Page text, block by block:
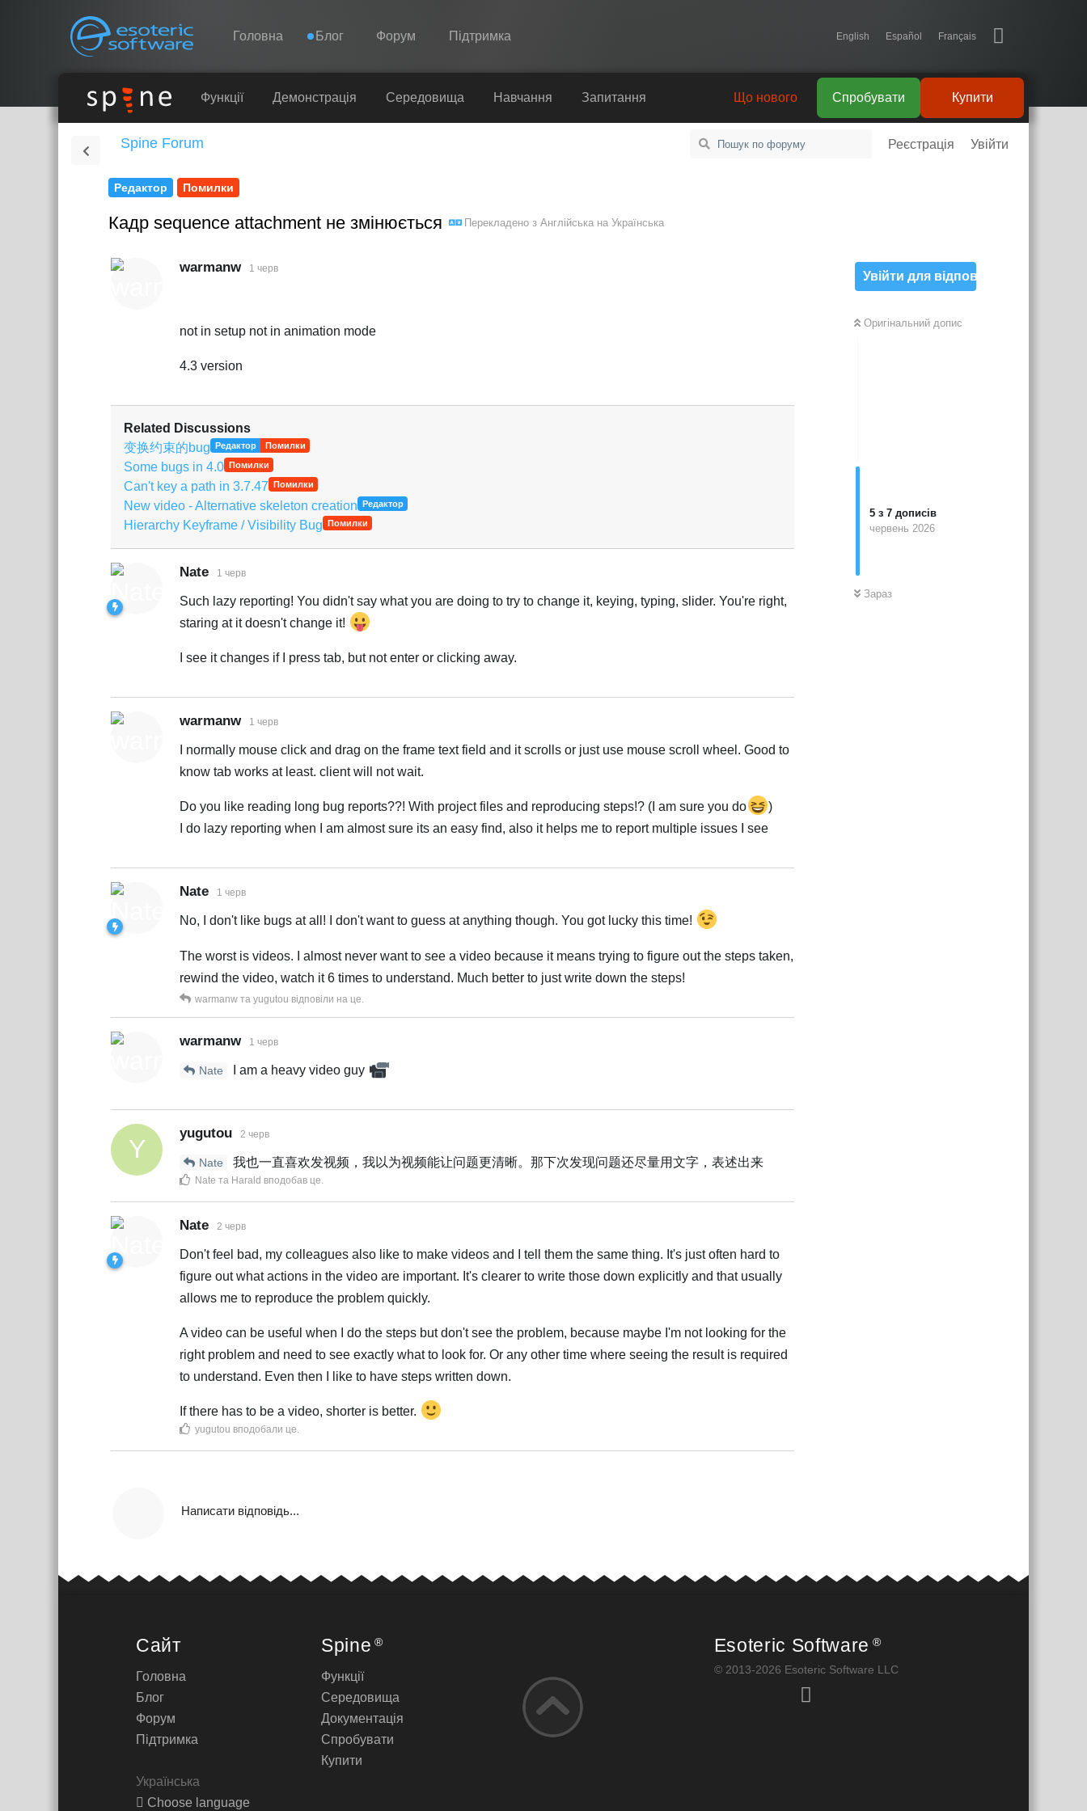
Esoteric Software
Навігація Головна Блог Форум Підтримка English Español Français
Spine
Навчання
Функції Демонстрація Середовища Навчання Запитання Купити
Спробувати
Що нового
Spine Forum Реєстрація Увійти
Редактор Помилки
Кадр sequence attachment не змінюється Перекладено з Англійська на Українська
Увійти для відповіді
Оригінальний допис
5 з 7 дописів
червень 2026
Зараз
warmanw 1 черв
not in setup not in animation mode
4.3 version
Related Discussions
变换约束的bug Редактор Помилки
Some bugs in 4.0 Помилки
Can't key a path in 3.7.47 Помилки
New video - Alternative skeleton creation Редактор
Hierarchy Keyframe / Visibility Bug Помилки
Nate 1 черв
Such lazy reporting! You didn't say what you are doing to try to change it, keying, typing, slider. You're right,
staring at it doesn't change it!
I see it changes if I press tab, but not enter or clicking away.
warmanw 1 черв
I normally mouse click and drag on the frame text field and it scrolls or just use mouse scroll wheel. Good to
know tab works at least. client will not wait.
Do you like reading long bug reports??! With project files and reproducing steps!? (I am sure you do
)
I do lazy reporting when I am almost sure its an easy find, also it helps me to report multiple issues I see
Nate 1 черв
No, I don't like bugs at all! I don't want to guess at anything though. You got lucky this time!
The worst is videos. I almost never want to see a video because it means trying to figure out the steps taken,
rewind the video, watch it 6 times to understand. Much better to just write down the steps!
warmanw та yugutou відповіли на це.
warmanw 1 черв
Nate
I am a heavy video guy
Y
yugutou 2 черв
Nate
我也一直喜欢发视频，我以为视频能让问题更清晰。那下次发现问题还尽量用文字，表述出来
Nate та Harald вподобав це.
Nate 2 черв
Don't feel bad, my colleagues also like to make videos and I tell them the same thing. It's just often hard to
figure out what actions in the video are important. It's clearer to write those down explicitly and that usually
allows me to reproduce the problem quickly.
A video can be useful when I do the steps but don't see the problem, because maybe I'm not looking for the
right problem and need to see exactly what to look for. Or any other time where seeing the result is required
to understand. Even then I like to have steps written down.
If there has to be a video, shorter is better.
yugutou вподобали це.
Написати відповідь...
Сайт
Головна
Блог
Форум
Підтримка
Українська
Choose language
Spine ®
Функції
Середовища
Документація
Спробувати
Купити
Esoteric Software ®
© 2013-2026 Esoteric Software LLC